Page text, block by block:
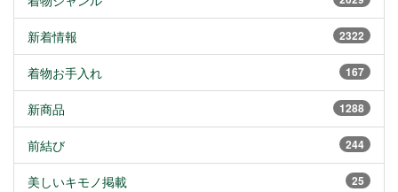
2322
新着情報
167
着物お手入れ
1288
新商品
244
前結び
25
美しいキモノ掲載